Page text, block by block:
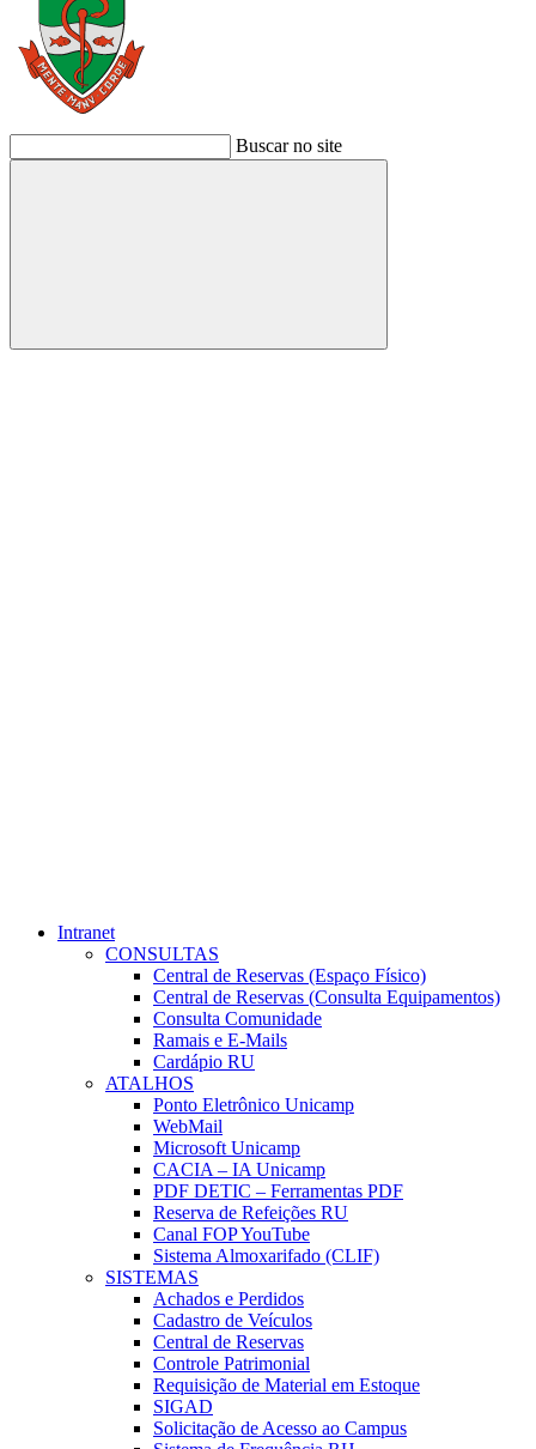
Buscar no site
Buscar
Intranet
CONSULTAS
Central de Reservas (Espaço Físico)
Central de Reservas (Consulta Equipamentos)
Consulta Comunidade
Ramais e E-Mails
Cardápio RU
ATALHOS
Ponto Eletrônico Unicamp
WebMail
Microsoft Unicamp
CACIA – IA Unicamp
PDF DETIC – Ferramentas PDF
Reserva de Refeições RU
Canal FOP YouTube
Sistema Almoxarifado (CLIF)
SISTEMAS
Achados e Perdidos
Cadastro de Veículos
Central de Reservas
Controle Patrimonial
Requisição de Material em Estoque
SIGAD
Solicitação de Acesso ao Campus